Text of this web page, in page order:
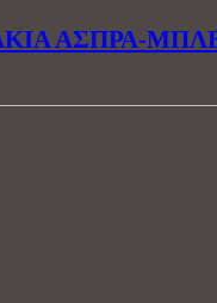
ΑΣΠΡΑ-